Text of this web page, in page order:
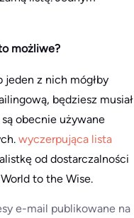
możliwe?
jeden z nich mógłby
będziesz musiał
obecnie używane
wyczerpująca lista
od dostarczalności
to the Wise.
e-mail publikowane na